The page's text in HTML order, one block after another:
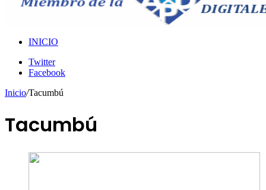
INICIO
Twitter
Facebook
Inicio/Tacumbú
Tacumbú